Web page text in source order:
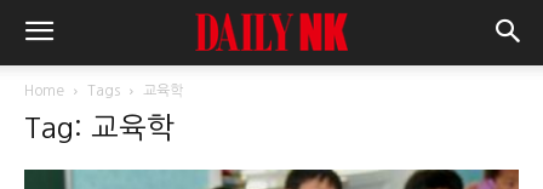
Home Tags 교육학
Tag: 교육학